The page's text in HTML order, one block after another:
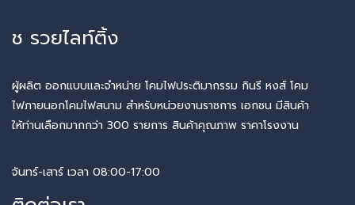
ช รวยไลท์ติ้ง
ผู้ผลิต ออกแบบและจำหน่าย โคมไฟประติมากรรม กินรี หงส์ โคม
ไฟภายนอกโคมไฟสนาม สำหรับหน่วยงานราชการ เอกชน มีสินค้า
ให้ท่านเลือกมากกว่า 300 รายการ สินค้าคุณภาพ ราคาโรงงาน
จันทร์-เสาร์ เวลา 08:00-17:00